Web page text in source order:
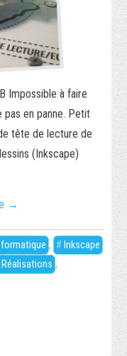
Impossible à faire
pas en panne. Petit
tête de lecture de
(Inkscape)
→
,
Inkscape
Réalisations ,